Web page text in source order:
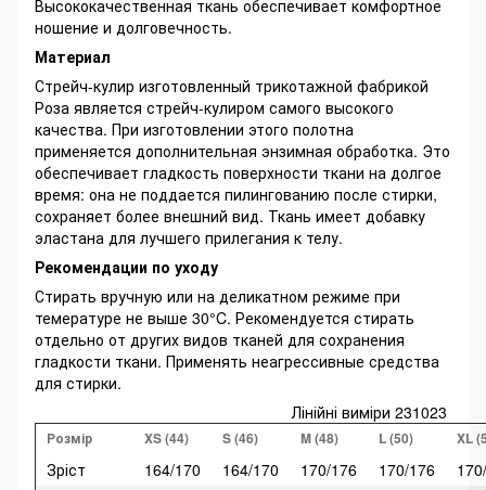
Высококачественная ткань обеспечивает комфортное
ношение и долговечность.
Материал
Стрейч-кулир изготовленный трикотажной фабрикой
Роза является стрейч-кулиром самого высокого
качества. При изготовлении этого полотна
применяется дополнительная энзимная обработка. Это
обеспечивает гладкость поверхности ткани на долгое
время: она не поддается пилингованию после стирки,
сохраняет более внешний вид. Ткань имеет добавку
эластана для лучшего прилегания к телу.
Рекомендации по уходу
Стирать вручную или на деликатном режиме при
темературе не выше 30°C. Рекомендуется стирать
отдельно от других видов тканей для сохранения
гладкости ткани. Применять неагрессивные средства
для стирки.
Лінійні виміри 231023
Розмір XS (44) S (46) M (48) L (50) XL
Зріст 164/170 164/170 170/176 170/176